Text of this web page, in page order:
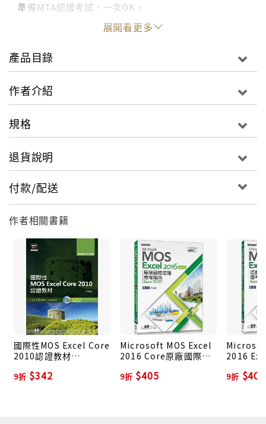
準備MTA認證考試，一次OK。
展開看更多
產品目錄
作者介紹
規格
退貨說明
付款/配送
作者相關書籍
國際性MOS Excel Core
2010認證教材
認證系統/影音教學)
9折 $342
Microsoft MOS Excel
2016 Core原廠國際認
727
9折 $405
2016
77-728
9折 $405